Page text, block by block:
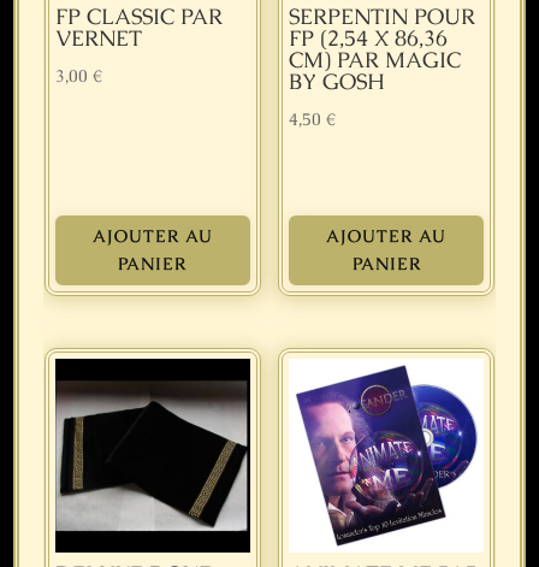
FP CLASSIC PAR
VERNET
3,00€
AJOUTER AU
PANIER
SERPENTIN POUR
FP (2,54 X 86,36
CM) PAR MAGIC
BY GOSH
4,50€
AJOUTER AU
PANIER